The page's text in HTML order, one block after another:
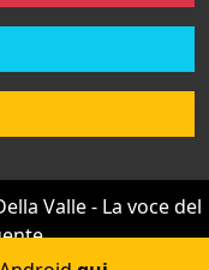
Valle - La voce del